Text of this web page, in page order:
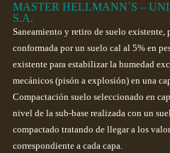
MASTER HELLMANN´S –
S.A.
Saneamiento y retiro de suelo existente,
conformada por un suelo cal al 5% en
existente para estabilizar la humedad
mecánicos (pisón a explosión) en una
Compactación suelo seleccionado en
nivel de la sub-base realizada con un
compactado tratando de llegar a los
correspondiente a cada capa.